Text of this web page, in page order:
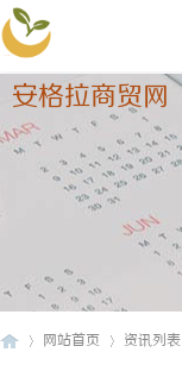
安格拉商贸网
网站首页 资讯列表